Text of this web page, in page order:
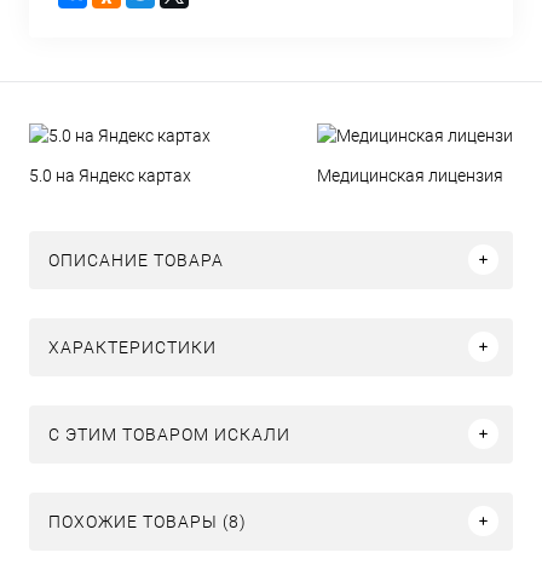
5.0 на Яндекс картах Медицинская лицензия
ОПИСАНИЕ ТОВАРА
ХАРАКТЕРИСТИКИ
C ЭТИМ ТОВАРОМ ИСКАЛИ
ПОХОЖИЕ ТОВАРЫ (8)